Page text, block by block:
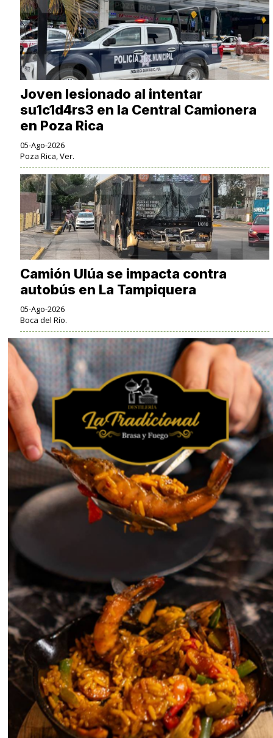
Joven lesionado al intentar
su1c1d4rs3 en la Central Camionera
en Poza Rica
05-Ago-2026
Poza Rica, Ver.
Camión Ulúa se impacta contra
autobús en La Tampiquera
05-Ago-2026
Boca del Río.